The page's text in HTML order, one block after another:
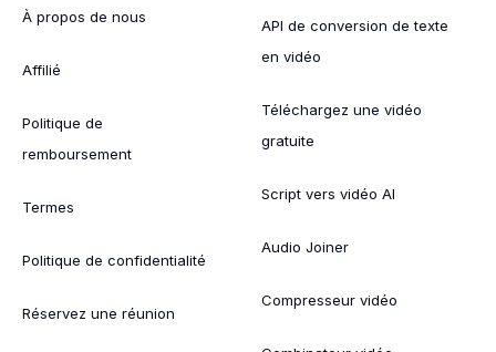
À propos de nous
Affilié
Politique de
remboursement
Termes
Politique de confidentialité
Réservez une réunion
API de conversion de texte
en vidéo
Téléchargez une vidéo
gratuite
Script vers vidéo AI
Audio Joiner
Compresseur vidéo